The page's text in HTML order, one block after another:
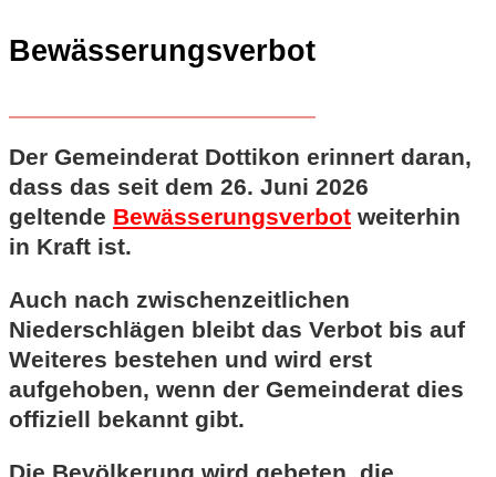
Bewässerungsverbot
Der Gemeinderat Dottikon erinnert daran,
dass das seit dem 26. Juni 2026
geltende Bewässerungsverbot weiterhin
in Kraft ist.
Auch nach zwischenzeitlichen
Niederschlägen bleibt das Verbot bis auf
Weiteres bestehen und wird erst
aufgehoben, wenn der Gemeinderat dies
offiziell bekannt gibt.
Die Bevölkerung wird gebeten, die